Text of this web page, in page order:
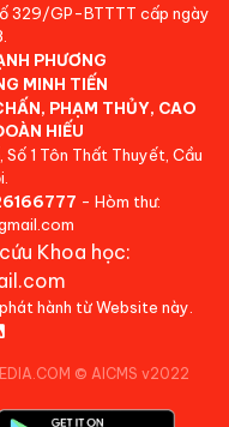
329/GP-BTTTT cấp ngày
PHƯƠNG
MINH TIẾN
PHẠM THỦY, CAO
HIẾU
1 Tôn Thất Thuyết, Cầu
- Hòm thư:
Khoa học:
hành từ Website này.
© AICMS v2022